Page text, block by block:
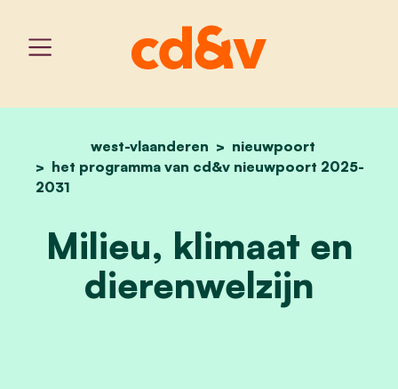
home
west-vlaanderen
nieuwpoort
het programma van cd&v nieuwpoort 2025-
2031
1.8 milieu, klimaat en
Milieu, klimaat en
dierenwelzijn